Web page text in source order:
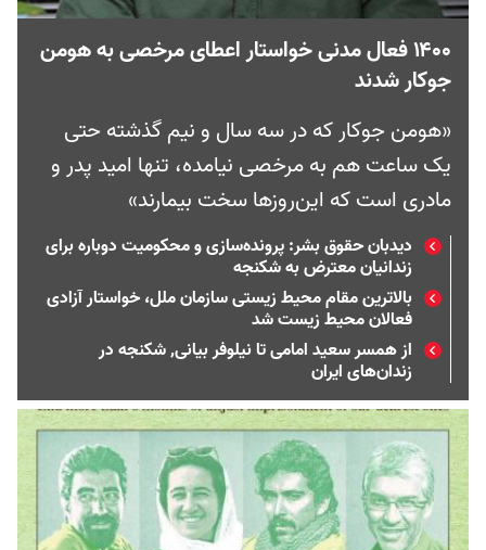
۱۴۰۰ فعال مدنی خواستار اعطای مرخصی به هومن
جوکار شدند
«هومن جوکار که در سه سال و نیم گذشته حتی
یک ساعت هم به مرخصی نیامده، تنها امید پدر و
مادری است که این‌روزها سخت بیمارند»
دیدبان حقوق بشر: پرونده‌سازی و محکومیت دوباره برای
زندانیان معترض به شکنجه
بالاترین مقام محیط زیستی سازمان ملل‌، خواستار آزادی
فعالان محیط‌ زیست شد
از همسر سعید امامی تا نیلوفر بیانی٬ شکنجه در
زندان‌های ایران